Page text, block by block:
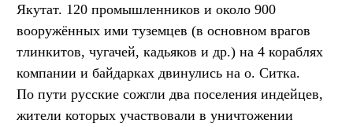
Якутат. 120 промышленников и около 900
вооружённых ими туземцев (в основном врагов
тлинкитов, чугачей, кадьяков и др.) на 4 кораблях
компании и байдарках двинулись на о. Ситка.
По пути русские сожгли два поселения индейцев,
жители которых участвовали в уничтожении